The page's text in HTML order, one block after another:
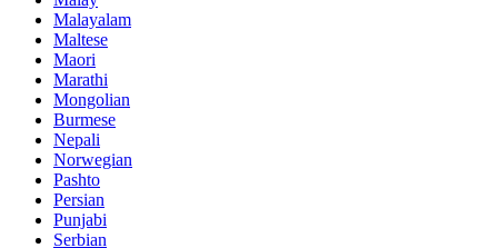
Malayalam
Maltese
Maori
Marathi
Mongolian
Burmese
Nepali
Norwegian
Pashto
Persian
Punjabi
Serbian